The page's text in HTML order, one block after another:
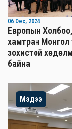
06 Dec, 2024
Европын
хамтран Монгол
зохистой
байна
Мэдээ